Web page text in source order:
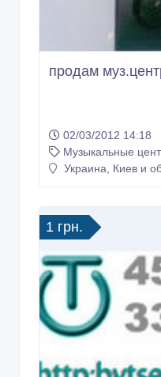
продам
02/03/2012 14:18
Музыкальные
Украина, Киев и
1 грн.